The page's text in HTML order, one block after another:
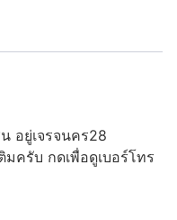
อยู่เจรจนคร28
มครับ กดเพื่อดูเบอร์โทร